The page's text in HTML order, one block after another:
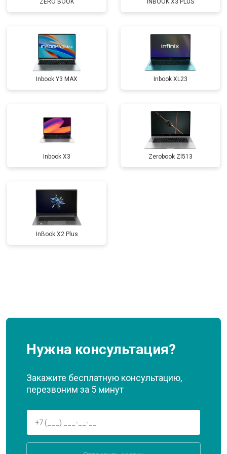
Замена оперативной памяти от 1100 ₽ Заказать
Ремонт петель от 3990 ₽
ZERO BOOK INBOOK X3 PLUS
Inbook Y3 MAX Inbook XL23
Inbook X3 Zerobook Zl513
InBook X2 Plus
Нужна консультация?
Закажите бесплатную консультацию,
перезвоним за 5 минут